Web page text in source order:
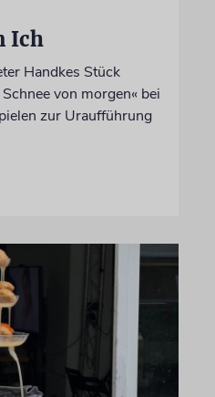
Ich
Handkes Stück
von morgen« bei
zur Uraufführung